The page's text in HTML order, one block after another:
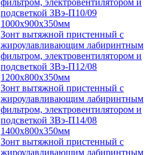
фильтром, электровентилятором и
подсветкой ЗВэ-П10/09
1000х900х350мм
Зонт вытяжной пристенный с
жироулавливающим лабиринтным
фильтром, электровентилятором и
подсветкой ЗВэ-П12/08
1200х800х350мм
Зонт вытяжной пристенный с
жироулавливающим лабиринтным
фильтром, электровентилятором и
подсветкой ЗВэ-П14/08
1400х800х350мм
Зонт вытяжной пристенный с
жироулавливающим лабиринтным